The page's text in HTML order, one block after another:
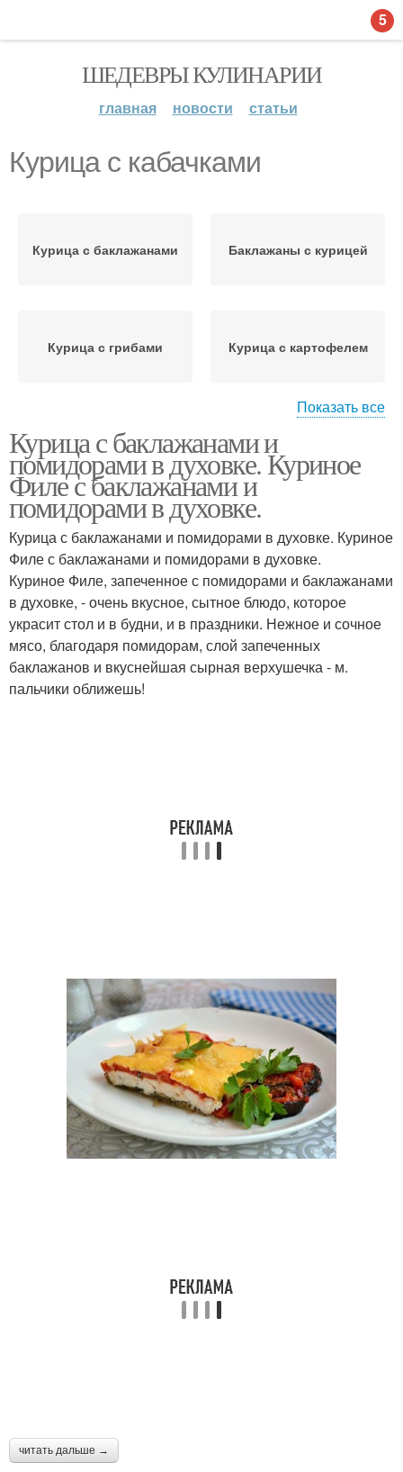
ШЕДЕВРЫ КУЛИНАРИИ
главная новости статьи
Курица с кабачками
Курица с баклажанами Баклажаны с курицей
Курица с грибами Курица с картофелем
Кабачки в духовке Кабачки с курицей
Курица с картошкой Целая курица
Показать все
Курица с баклажанами и
помидорами в духовке. Куриное
Филе с баклажанами и
помидорами в духовке.
Курица с баклажанами и помидорами в духовке. Куриное
Филе с баклажанами и помидорами в духовке.
Куриное Филе, запеченное с помидорами и баклажанами
в духовке, - очень вкусное, сытное блюдо, которое
украсит стол и в будни, и в праздники. Нежное и сочное
мясо, благодаря помидорам, слой запеченных
баклажанов и вкуснейшая сырная верхушечка - м.
пальчики оближешь!
читать дальше →
5